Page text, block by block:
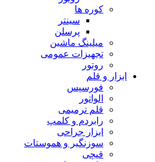
کوره ها
سینتر
پرسلن
میلینگ ماشین
تجهیزات عمومی
روتور
ابزار و قلم
فورسپس
الواتور
قلم ترمیمی
رابردم و کلمپ
ابزار جراحی
سوزنگیر و هموستات
قیچی